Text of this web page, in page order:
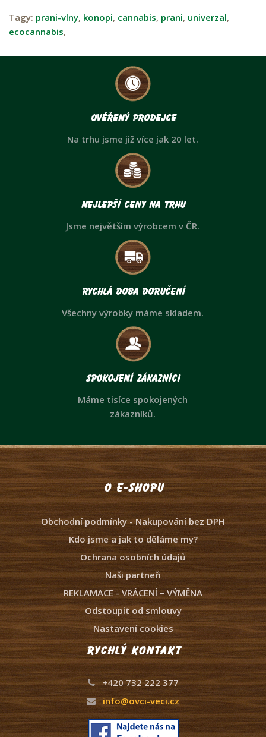
Tagy: prani-vlny, konopi, cannabis, prani, univerzal,
ecocannabis,
Ověřený prodejce
Na trhu jsme již více jak 20 let.
Nejlepší ceny na trhu
Jsme největším výrobcem v ČR.
Rychlá doba doručení
Všechny výrobky máme skladem.
Spokojení zákazníci
Máme tisíce spokojených
zákazníků.
O e-shopu
Obchodní podmínky - Nakupování bez DPH
Kdo jsme a jak to děláme my?
Ochrana osobních údajů
Naši partneři
REKLAMACE - VRÁCENÍ – VÝMĚNA
Odstoupit od smlouvy
Nastavení cookies
Rychlý kontakt
+420 732 222 377
info@ovci-veci.cz